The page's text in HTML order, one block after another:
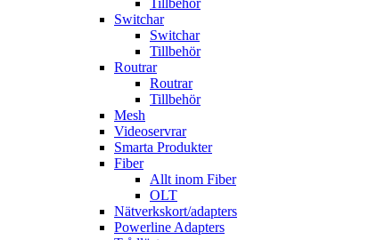
Tillbehör
Switchar
Switchar
Tillbehör
Routrar
Routrar
Tillbehör
Mesh
Videoservrar
Smarta Produkter
Fiber
Allt inom Fiber
OLT
Nätverkskort/adapters
Powerline Adapters